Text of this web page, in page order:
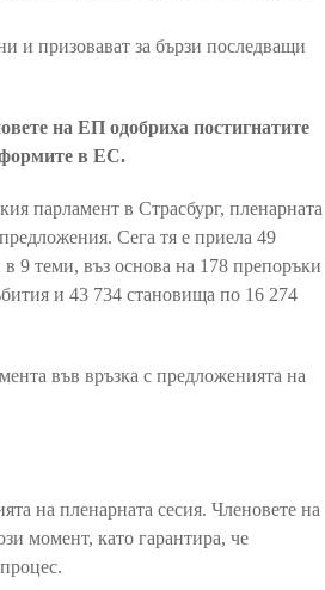
и призовават за бързи последващи
на ЕП одобриха постигнатите
в ЕС.
парламент в Страсбург, пленарната
Сега тя е приела 49
9 теми, въз основа на 178 препоръки
и 43 734 становища по 16 274
във връзка с предложенията на
на пленарната сесия. Членовете на
момент, като гарантира, че